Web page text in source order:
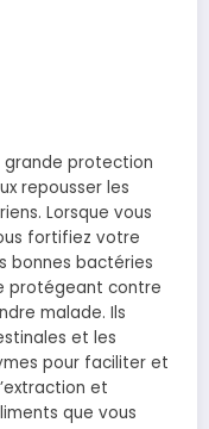
protection
repousser les
Lorsque vous
fortifiez votre
bonnes bactéries
protégeant contre
malade. Ils
et les
pour faciliter et
et
que vous